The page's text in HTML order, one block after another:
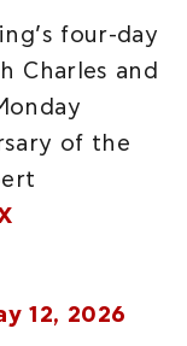
four-day
Charles and
of the
12, 2026